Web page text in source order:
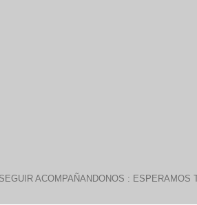
ACOMPAÑANDONOS : ESPERAMOS